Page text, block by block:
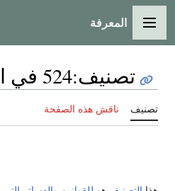
القائمة الرئيسية
المعرفة
تصنيف:524 في القانون
تصنيف ناقش هذه الصفحة